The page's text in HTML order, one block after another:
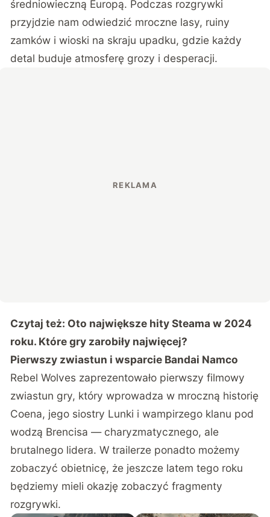
średniowieczną Europą. Podczas rozgrywki
przyjdzie nam odwiedzić mroczne lasy, ruiny
zamków i wioski na skraju upadku, gdzie każdy
detal buduje atmosferę grozy i desperacji.
Czytaj też: Oto największe hity Steama w 2024
roku. Które gry zarobiły najwięcej?
Pierwszy zwiastun i wsparcie Bandai Namco
Rebel Wolves zaprezentowało pierwszy filmowy
zwiastun gry, który wprowadza w mroczną historię
Coena, jego siostry Lunki i wampirzego klanu pod
wodzą Brencisa — charyzmatycznego, ale
brutalnego lidera. W trailerze ponadto możemy
zobaczyć obietnicę, że jeszcze latem tego roku
będziemy mieli okazję zobaczyć fragmenty
rozgrywki.